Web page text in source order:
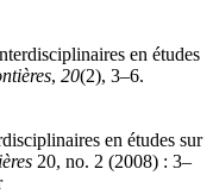
en études
, 20(2), 3–6.
en études sur
20, no. 2 (2008) : 3–